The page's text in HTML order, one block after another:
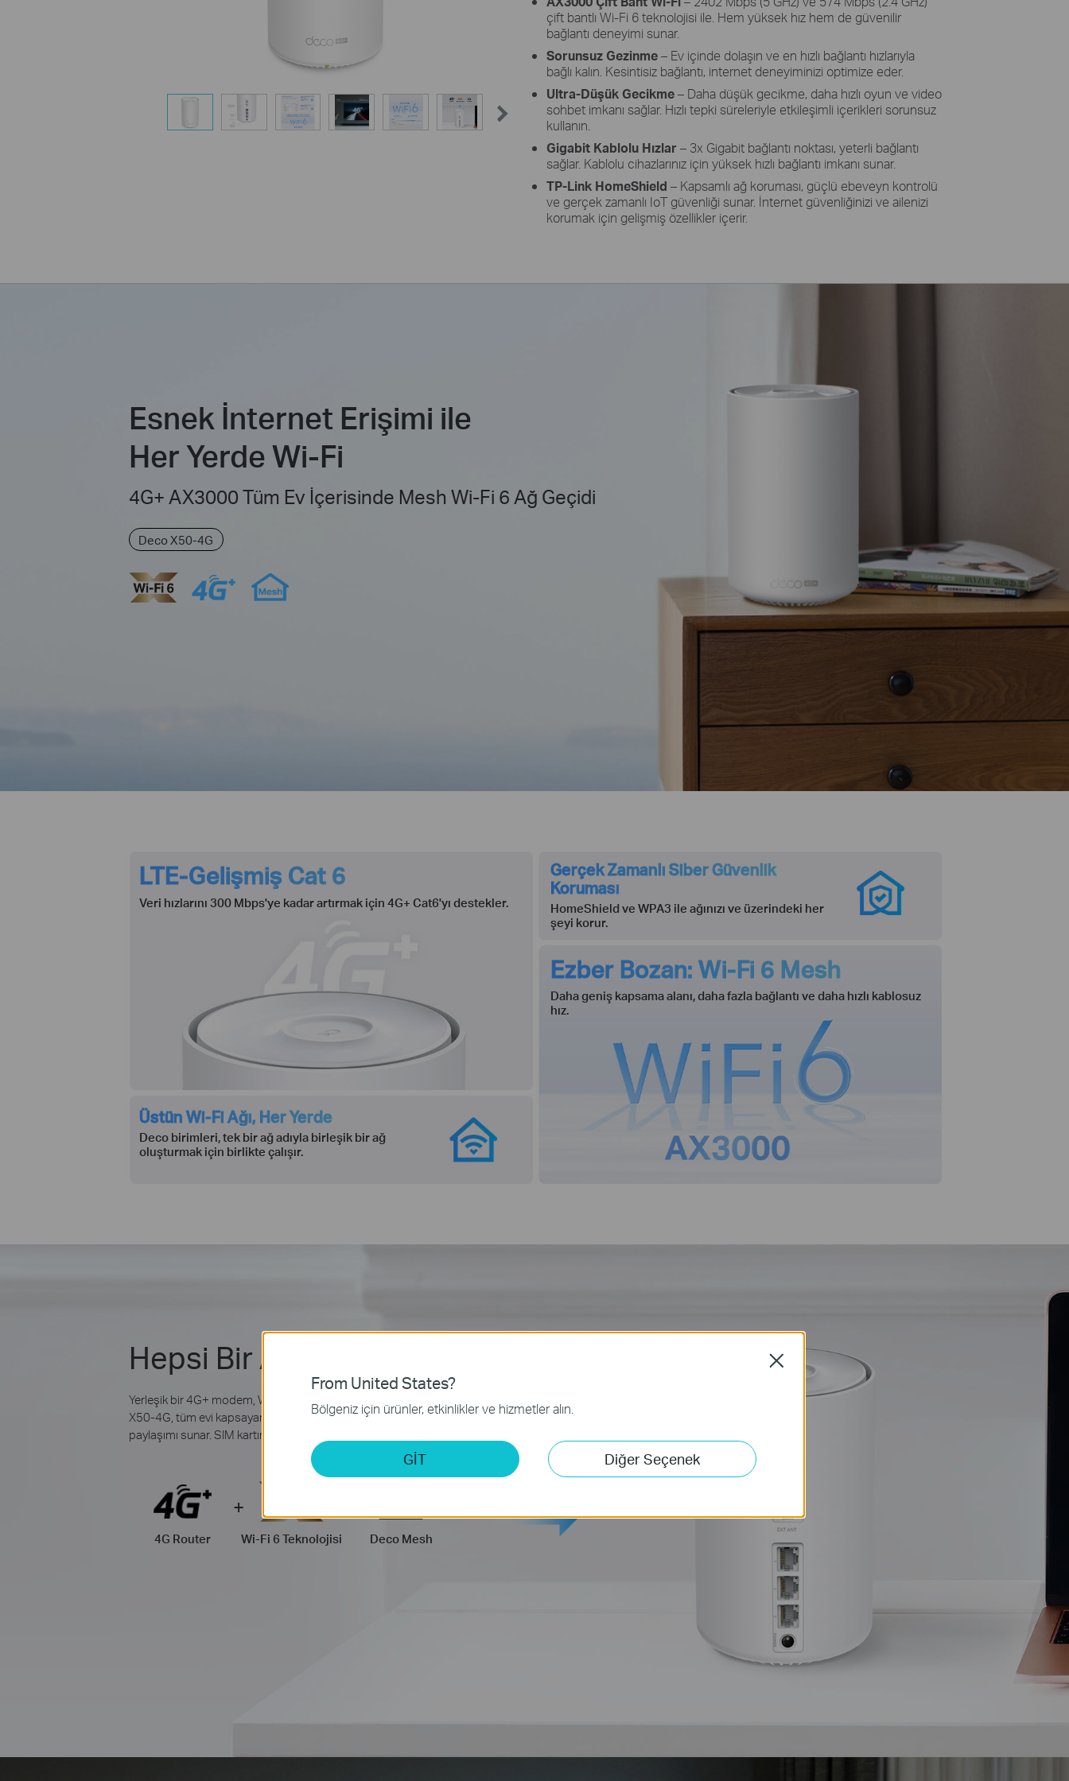
çift bantlı Wi-Fi 6 teknolojisi ile. Hem yüksek hız hem de güvenilir
bağlantı deneyimi sunar.
Sorunsuz Gezinme– Ev içinde dolaşın ve en hızlı bağlantı hızlarıyla
bağlı kalın. Kesintisiz bağlantı, internet deneyiminizi optimize eder.
Ultra-Düşük Gecikme– Daha düşük gecikme, daha hızlı oyun ve video
sohbet imkanı sağlar. Hızlı tepki süreleriyle etkileşimli içerikleri sorunsuz
kullanın.
Gigabit Kablolu Hızlar– 3x Gigabit bağlantı noktası, yeterli bağlantı
sağlar. Kablolu cihazlarınız için yüksek hızlı bağlantı imkanı sunar.
TP-Link HomeShield – Kapsamlı ağ koruması, güçlü ebeveyn kontrolü
ve gerçek zamanlı IoT güvenliği sunar. İnternet güvenliğinizi ve ailenizi
korumak için gelişmiş özellikler içerir.
Esnek İnternet Erişimi ile
Her Yerde Wi-Fi
4G+ AX3000 Tüm Ev İçerisinde Mesh Wi-Fi 6 Ağ Geçidi
Deco X50-4G
LTE-Gelişmiş Cat 6
Veri hızlarını 300 Mbps'ye kadar artırmak için 4G+ Cat6'yı destekler.
Üstün Wi-Fi Ağı, Her Yerde
Deco birimleri, tek bir ağ adıyla birleşik bir ağ
oluşturmak için birlikte çalışır.
Gerçek Zamanlı Siber Güvenlik
Koruması
HomeShield ve WPA3 ile ağınızı ve üzerindeki her
şeyi korur.
Ezber Bozan: Wi-Fi 6 Mesh
Daha geniş kapsama alanı, daha fazla bağlantı ve daha hızlı kablosuz
hız.
Hepsi Bir Arada Deco
Yerleşik bir 4G+ modem, WiFi 6 ve TP-Link Mesh teknolojisi ile donanmış olan Deco
X50-4G, tüm evi kapsayan üstün bir mesh Wi-Fi deneyimiyle sorunsuz 4G internet
paylaşımı sunar. SIM kartınızı takın ve keyfini çıkarın !
4G Router Wi-Fi 6 Teknolojisi Deco Mesh
From United States?
Bölgeniz için ürünler, etkinlikler ve hizmetler alın.
GİT Diğer Seçenek
Close